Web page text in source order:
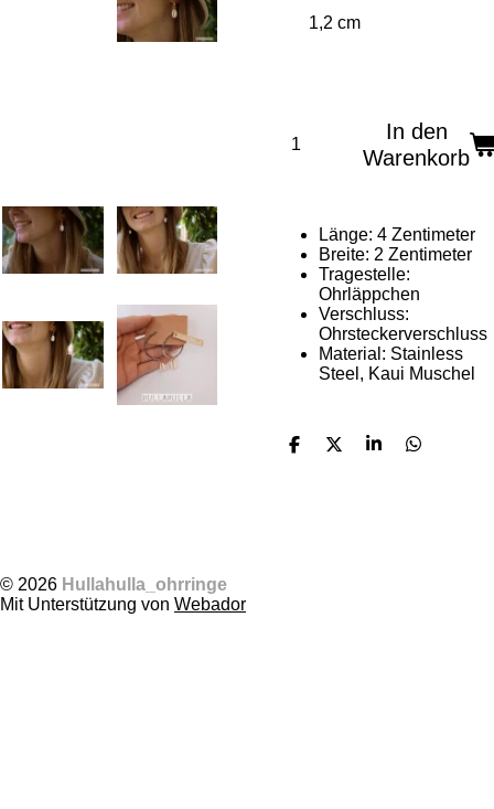
In den
Warenkorb
Länge: 4 Zentimeter
Breite: 2 Zentimeter
Tragestelle:
Ohrläppchen
Verschluss:
Ohrsteckerverschluss
Material: Stainless
Steel, Kaui Muschel
T
T
T
T
© 2026 Hullahulla_ohrringe
Mit Unterstützung von Webador